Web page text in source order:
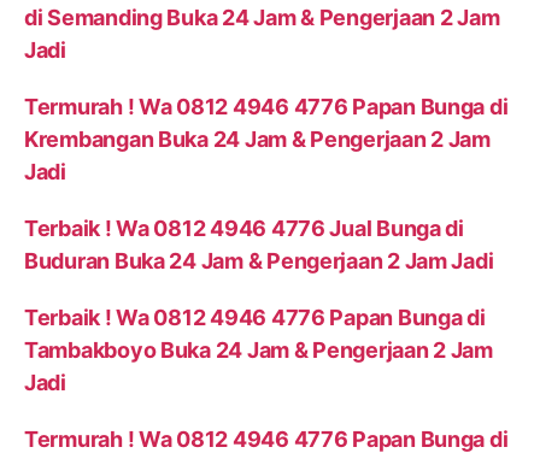
di Semanding Buka 24 Jam & Pengerjaan 2 Jam
Jadi
Termurah ! Wa 0812 4946 4776 Papan Bunga di
Krembangan Buka 24 Jam & Pengerjaan 2 Jam
Jadi
Terbaik ! Wa 0812 4946 4776 Jual Bunga di
Buduran Buka 24 Jam & Pengerjaan 2 Jam Jadi
Terbaik ! Wa 0812 4946 4776 Papan Bunga di
Tambakboyo Buka 24 Jam & Pengerjaan 2 Jam
Jadi
Termurah ! Wa 0812 4946 4776 Papan Bunga di